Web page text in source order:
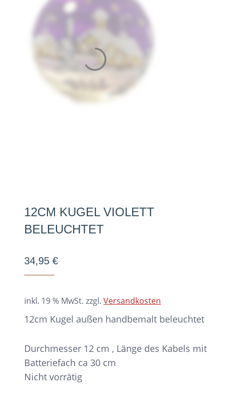
12CM KUGEL VIOLETT
BELEUCHTET
34,95 €
inkl. 19 % MwSt. zzgl. Versandkosten
12cm Kugel außen handbemalt beleuchtet
Durchmesser 12 cm , Länge des Kabels mit
Batteriefach ca 30 cm
Nicht vorrätig